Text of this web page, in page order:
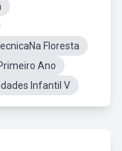
Floresta
Ano
Infantil V